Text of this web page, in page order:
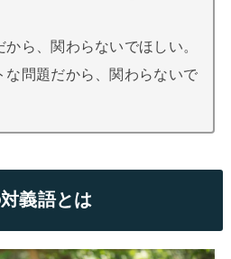
ら、関わらないでほしい。
問題だから、関わらないで
義語とは